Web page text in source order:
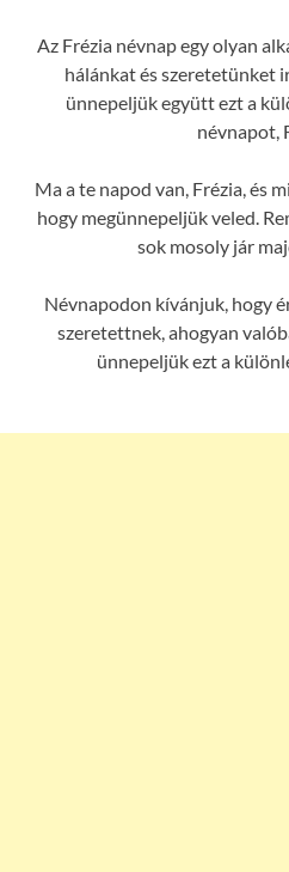
Az Frézia névnap egy olyan
hálánkat és szeretetünket
ünnepeljük együtt ezt a
névnapot,
Ma a te napod van, Frézia, és
hogy megünnepeljük veled.
sok mosoly jár
Névnapodon kívánjuk, hogy
szeretettnek, ahogyan
ünnepeljük ezt a